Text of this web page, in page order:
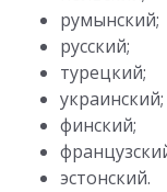
румынский;
русский;
турецкий;
украинский;
финский;
эстонский.